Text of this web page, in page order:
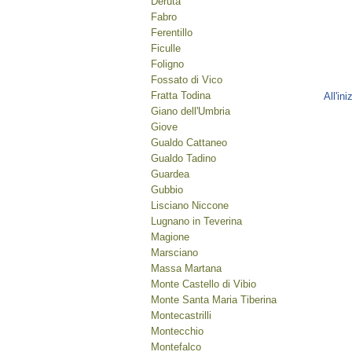
Fabro
Ferentillo
Ficulle
Foligno
Fossato di Vico
Fratta Todina
Giano dell'Umbria
Giove
Gualdo Cattaneo
Gualdo Tadino
Guardea
Gubbio
Lisciano Niccone
Lugnano in Teverina
Magione
Marsciano
Massa Martana
Monte Castello di Vibio
Monte Santa Maria Tiberina
Montecastrilli
Montecchio
Montefalco